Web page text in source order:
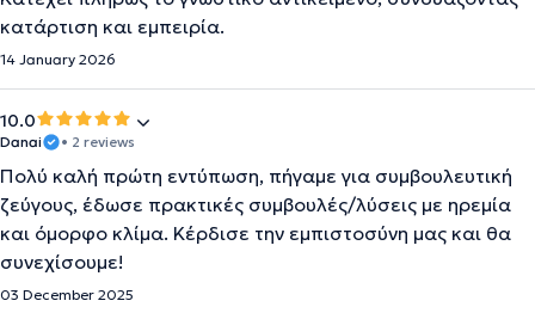
κατάρτιση και εμπειρία.
14 January 2026
10.0
Danai • 2 reviews
Πολύ καλή πρώτη εντύπωση, πήγαμε για συμβουλευτική
ζεύγους, έδωσε πρακτικές συμβουλές/λύσεις με ηρεμία
και όμορφο κλίμα. Κέρδισε την εμπιστοσύνη μας και θα
συνεχίσουμε!
03 December 2025